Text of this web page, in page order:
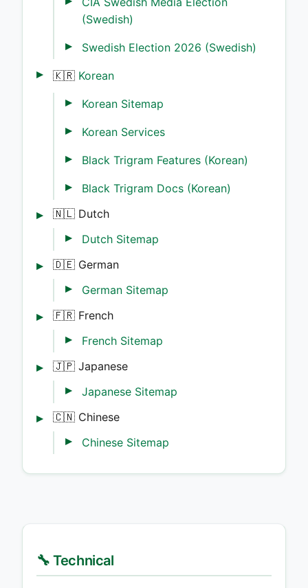
(Swedish)
Swedish Election 2026 (Swedish)
🇰🇷 Korean
Korean Sitemap
Korean Services
Black Trigram Features (Korean)
Black Trigram Docs (Korean)
🇳🇱 Dutch
Dutch Sitemap
🇩🇪 German
German Sitemap
🇫🇷 French
French Sitemap
🇯🇵 Japanese
Japanese Sitemap
🇨🇳 Chinese
Chinese Sitemap
🔧 Technical